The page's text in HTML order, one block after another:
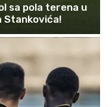
sa pola terena u
Stankovića!